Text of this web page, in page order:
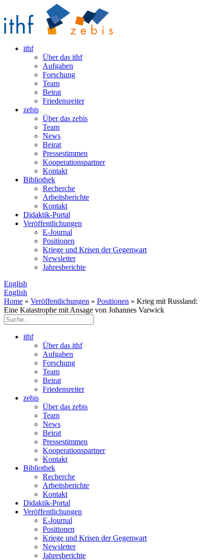
ithf
Über das ithf
Aufgaben
Forschung
Team
Beirat
Friedensreiter
zebis
Über das zebis
Team
News
Beirat
Pressestimmen
Kooperationspartner
Kontakt
Bibliothek
Recherche
Arbeitsberichte
Kontakt
Didaktik-Portal
Veröffentlichungen
E­-Journal
Positionen
Kriege und Krisen der Gegenwart
Newsletter
Jahresberichte
English
English
Home » Veröffentlichungen » Positionen » Krieg mit Russland:
Eine Katastrophe mit Ansage von Johannes Varwick
ithf
Über das ithf
Aufgaben
Forschung
Team
Beirat
Friedensreiter
zebis
Über das zebis
Team
News
Beirat
Pressestimmen
Kooperationspartner
Kontakt
Bibliothek
Recherche
Arbeitsberichte
Kontakt
Didaktik-Portal
Veröffentlichungen
E­-Journal
Positionen
Kriege und Krisen der Gegenwart
Newsletter
Jahresberichte